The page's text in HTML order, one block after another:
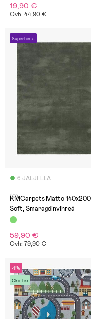
19,90 €
Ovh: 44,90 €
Superhinta
6 JÄLJELLÄ
(0)
KMCarpets Matto 140x200
Soft, Smaragdinvihreä
59,90 €
Ovh: 79,90 €
-11%
Öko-Tex